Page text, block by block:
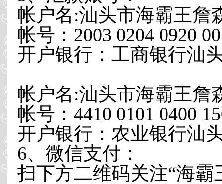
帐户名:汕头市海霸王詹
帐号：2003 0204 0920
开户银行：工商银行汕
帐户名:汕头市海霸王詹
帐号：4410 0101 0400
开户银行：农业银行汕
6、微信支付：
扫下方二维码关注“海